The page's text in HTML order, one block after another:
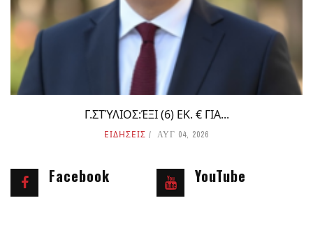
Γ.ΣΤΎΛΙΟΣ:ΈΞΙ (6) ΕΚ. € ΓΙΑ...
ΕΙΔΗΣΕΙΣ ΑΥΓ 04, 2026
Facebook YouTube